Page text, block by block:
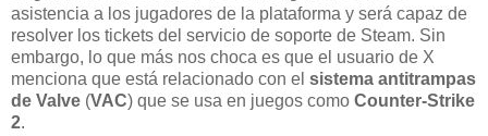
asistencia a los jugadores de la plataforma y será capaz de
resolver los tickets del servicio de soporte de Steam. Sin
embargo, lo que más nos choca es que el usuario de X
menciona que está relacionado con el sistema antitrampas
de Valve (VAC) que se usa en juegos como Counter-Strike
2.